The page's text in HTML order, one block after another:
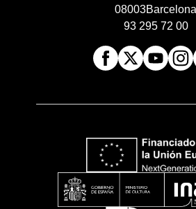
08003Barcelona
93 295 72 00